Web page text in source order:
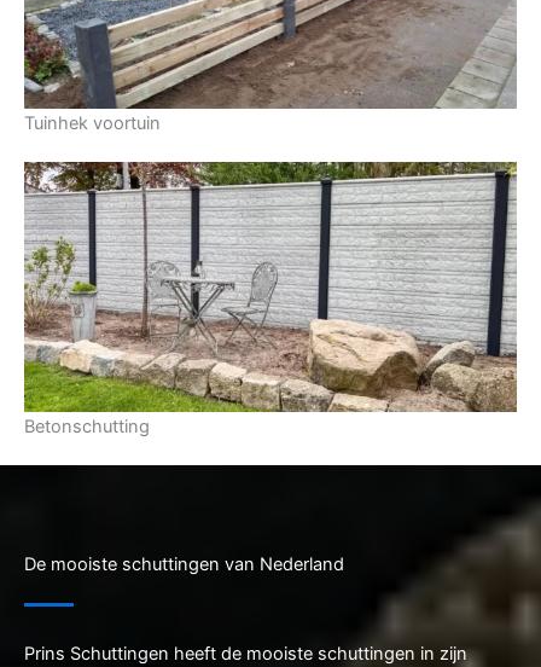
Tuinhek voortuin
Betonschutting
De mooiste schuttingen van Nederland
Prins Schuttingen heeft de mooiste schuttingen in zijn